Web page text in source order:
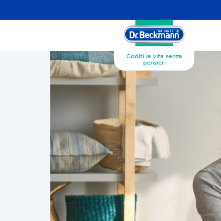
Goditi la vita senza
pensieri